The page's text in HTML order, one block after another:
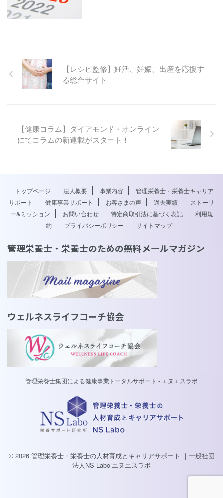
【レシピ監修】妊活、妊娠、出産を応援す
る総合サイト
【健康コラム】ダイアモンド・オンライン
にてコラムの新連載がスタート！
トップページ 法人概要 事業内容
管理栄養士・栄養士キャリア
サポート
健康事業サポート お客さまの声 過去実績
ストーリ
ー&ミッション
お問い合わせ 特定商取引法に基づく表記
利用規
約
プライバシーポリシー サイトマップ
管理栄養士・栄養士のための無料メールマガジン
ウェルネスライフコーチ協会
管理栄養士集団による健康事業トータルサポート - エヌエスラボ
© 2026 管理栄養士・栄養士の人材育成とキャリアサポート ｜一般社団
法人NS Labo-エヌエスラボ